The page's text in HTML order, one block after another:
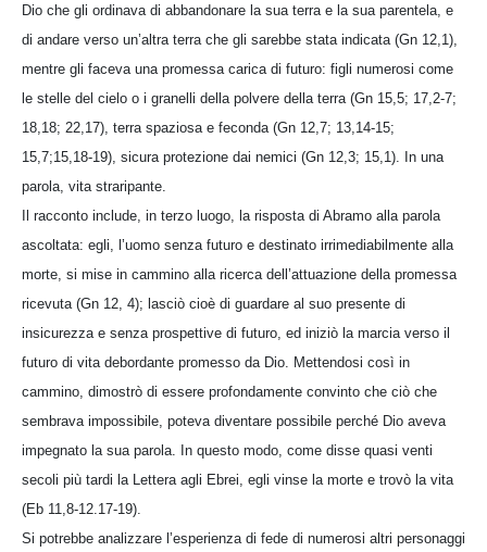
Dio che gli ordinava di abbandonare la sua terra e la sua parentela, e
di andare verso un’altra terra che gli sarebbe stata indicata (Gn 12,1),
mentre gli faceva una promessa carica di futuro: figli numerosi come
le stelle del cielo o i granelli della polvere della terra (Gn 15,5; 17,2-7;
18,18; 22,17), terra spaziosa e feconda (Gn 12,7; 13,14-15;
15,7;15,18-19), sicura protezione dai nemici (Gn 12,3; 15,1). In una
parola, vita straripante.
Il racconto include, in terzo luogo, la risposta di Abramo alla parola
ascoltata: egli, l’uomo senza futuro e destinato irrimediabilmente alla
morte, si mise in cammino alla ricerca dell’attuazione della promessa
ricevuta (Gn 12, 4); lasciò cioè di guardare al suo presente di
insicurezza e senza prospettive di futuro, ed iniziò la marcia verso il
futuro di vita debordante promesso da Dio. Mettendosi così in
cammino, dimostrò di essere profondamente convinto che ciò che
sembrava impossibile, poteva diventare possibile perché Dio aveva
impegnato la sua parola. In questo modo, come disse quasi venti
secoli più tardi la Lettera agli Ebrei, egli vinse la morte e trovò la vita
(Eb 11,8-12.17-19).
Si potrebbe analizzare l’esperienza di fede di numerosi altri personaggi